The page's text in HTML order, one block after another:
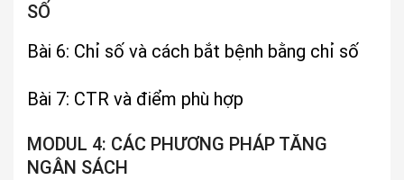
SỐ
Bài 6: Chỉ số và cách bắt bệnh bằng chỉ số
Bài 7: CTR và điểm phù hợp
MODUL 4: CÁC PHƯƠNG PHÁP TĂNG
NGÂN SÁCH